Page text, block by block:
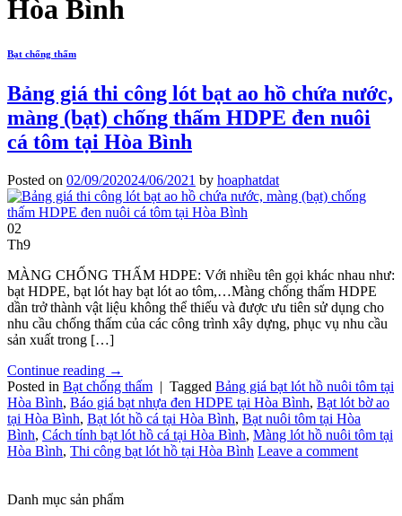
Hòa Bình
Bạt chống thấm
Bảng giá thi công lót bạt ao hồ chứa nước,
màng (bạt) chống thấm HDPE đen nuôi
cá tôm tại Hòa Bình
Posted on 02/09/202024/06/2021 by hoaphatdat
02
Th9
MÀNG CHỐNG THẤM HDPE: Với nhiều tên gọi khác nhau như:
bạt HDPE, bạt lót hay bạt lót ao tôm,…Màng chống thấm HDPE
dần trở thành vật liệu không thể thiếu và được ưu tiên sử dụng cho
nhu cầu chống thấm của các công trình xây dựng, phục vụ nhu cầu
sản xuất trong […]
Continue reading →
Posted in Bạt chống thấm | Tagged Bảng giá bạt lót hồ nuôi tôm tại
Hòa Bình, Báo giá bạt nhựa đen HDPE tại Hòa Bình, Bạt lót bờ ao
tại Hòa Bình, Bạt lót hồ cá tại Hòa Bình, Bạt nuôi tôm tại Hòa
Bình, Cách tính bạt lót hồ cá tại Hòa Bình, Màng lót hồ nuôi tôm tại
Hòa Bình, Thi công bạt lót hồ tại Hòa Bình Leave a comment
Danh mục sản phẩm